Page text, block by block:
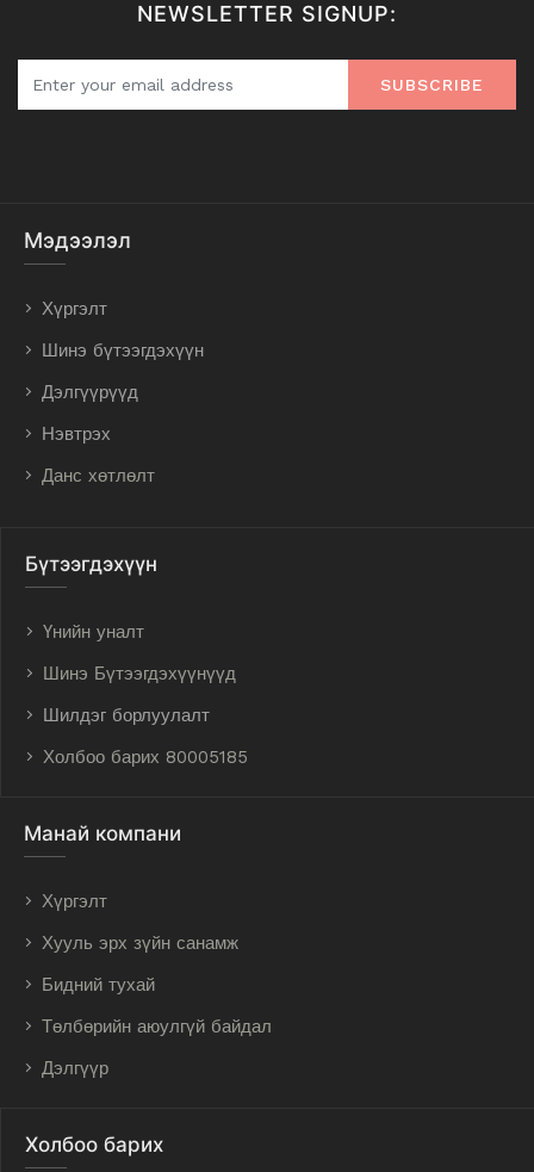
NEWSLETTER SIGNUP:
SUBSCRIBE
Мэдээлэл
Хүргэлт
Шинэ бүтээгдэхүүн
Дэлгүүрүүд
Нэвтрэх
Данс хөтлөлт
Бүтээгдэхүүн
Үнийн уналт
Шинэ Бүтээгдэхүүнүүд
Шилдэг борлуулалт
Холбоо барих 80005185
Манай компани
Хүргэлт
Хууль эрх зүйн санамж
Бидний тухай
Төлбөрийн аюулгүй байдал
Дэлгүүр
Холбоо барих